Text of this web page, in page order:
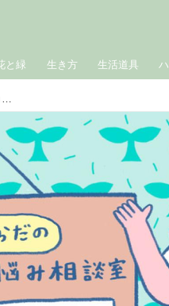
と緑 生き方 生活道具
「風呂キャンをやめたい」夜の入浴を“上手に習慣化”するコツは？うれしいメリットも｜こころとからだのお悩み相談室／らいむらクリニック・來村昌紀先生